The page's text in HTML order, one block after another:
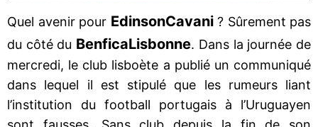
Quel avenir pour EdinsonCavani? Sûrement pas
du côté du BenficaLisbonne. Dans la journée de
mercredi, le club lisboète a publié un communiqué
dans lequel il est stipulé que les rumeurs liant
l’institution du football portugais à l’Uruguayen